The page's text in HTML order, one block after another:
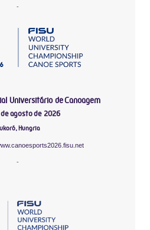
-
Universitário de Canoagem
de agosto de 2026
Hungria
-